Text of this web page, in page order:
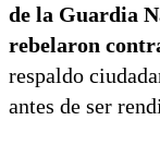
de la Guardia
rebelaron
respaldo
antes de ser